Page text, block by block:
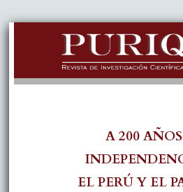
A 200
EL PERÚ Y EL